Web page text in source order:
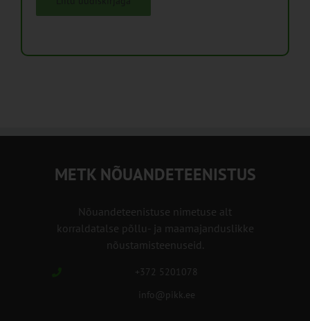
METK NÕUANDETEENISTUS
Nõuandeteenistuse nimetuse alt
korraldatalse põllu- ja maamajanduslikke
nõustamisteenuseid.
+372 5201078
info@pikk.ee